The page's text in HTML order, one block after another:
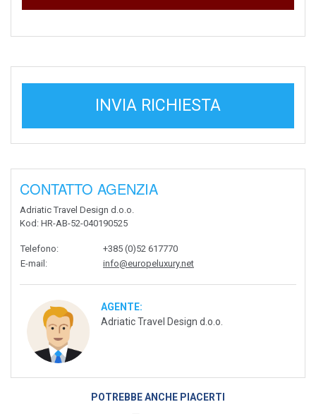
INVIA RICHIESTA
CONTATTO AGENZIA
Adriatic Travel Design d.o.o.
Kod : HR-AB-52-040190525
Telefono:
+385 (0)52 617770
E-mail : info@europeluxury.net
AGENTE:
Adriatic Travel Design d.o.o.
POTREBBE ANCHE PIACERTI